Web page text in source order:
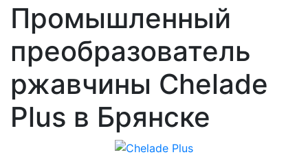
Промышленный
преобразователь
ржавчины Chelade
Plus в Брянске